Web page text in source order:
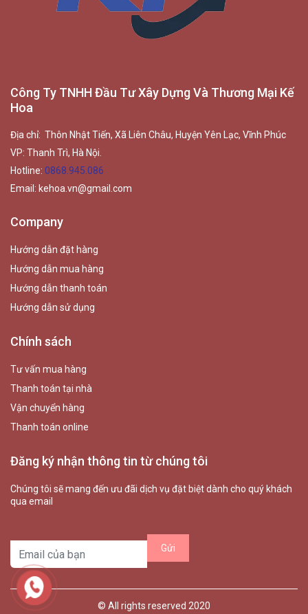
Công Ty TNHH Đầu Tư Xây Dựng Và Thương Mại Kế
Hoa
Địa chỉ: Thôn Nhật Tiến, Xã Liên Châu, Huyện Yên Lạc, Vĩnh Phúc
VP: Thanh Trì, Hà Nội.
Hotline: 0868.945.086
Email: kehoa.vn@gmail.com
Company
Hướng dẫn đặt hàng
Hướng dẫn mua hàng
Hướng dẫn thanh toán
Hướng dẫn sử dụng
Chính sách
Tư vấn mua hàng
Thanh toán tại nhà
Vận chuyển hàng
Thanh toán online
Đăng ký nhận thông tin từ chúng tôi
Chúng tôi sẽ mang đến ưu đãi dịch vụ đặt biệt dành cho quý khách
qua email
© All rights reserved 2020